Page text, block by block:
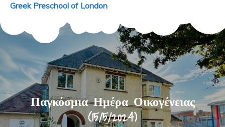
Greek Preschool of London
Παγκόσμια Ημέρα Οικογένειας
(15/5/2024)